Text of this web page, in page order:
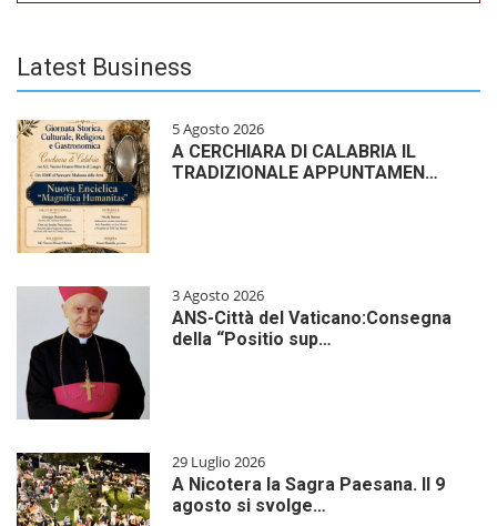
Latest Business
5 Agosto 2026
A CERCHIARA DI CALABRIA IL
TRADIZIONALE APPUNTAMEN…
3 Agosto 2026
ANS-Città del Vaticano:Consegna
della “Positio sup…
29 Luglio 2026
A Nicotera la Sagra Paesana. Il 9
agosto si svolge…